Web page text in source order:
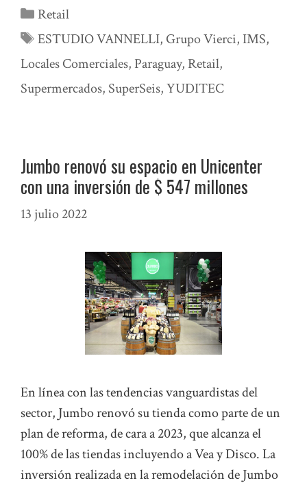
Categorías
Retail
Etiquetas
ESTUDIO VANNELLI, Grupo Vierci, IMS,
Locales Comerciales, Paraguay, Retail,
Supermercados, SuperSeis,YUDITEC
Jumbo renovó su espacio en Unicenter
con una inversión de $ 547 millones
13 julio 2022
En línea con las tendencias vanguardistas del
sector, Jumbo renovó su tienda como parte de un
plan de reforma, de cara a 2023, que alcanza el
100% de las tiendas incluyendo a Vea y Disco. La
inversión realizada en la remodelación de Jumbo